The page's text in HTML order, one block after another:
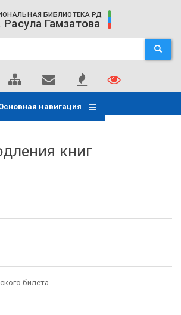
БИБЛИОТЕКА РД
Расула Гамзатова
ПОИСК
навигация
книг
билета